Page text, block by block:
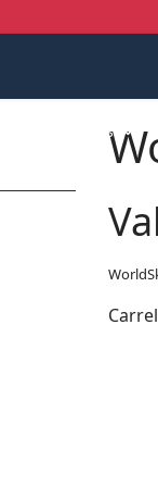
Startech's Days